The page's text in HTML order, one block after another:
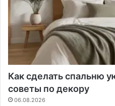
Как сделать спальню
советы по декору
06.08.2026